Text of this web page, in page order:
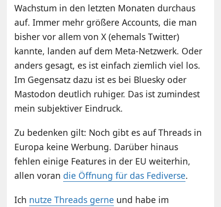
Wachstum in den letzten Monaten durchaus
auf. Immer mehr größere Accounts, die man
bisher vor allem von X (ehemals Twitter)
kannte, landen auf dem Meta-Netzwerk. Oder
anders gesagt, es ist einfach ziemlich viel los.
Im Gegensatz dazu ist es bei Bluesky oder
Mastodon deutlich ruhiger. Das ist zumindest
mein subjektiver Eindruck.
Zu bedenken gilt: Noch gibt es auf Threads in
Europa keine Werbung. Darüber hinaus
fehlen einige Features in der EU weiterhin,
allen voran die Öffnung für das Fediverse.
Ich nutze Threads gerne und habe im